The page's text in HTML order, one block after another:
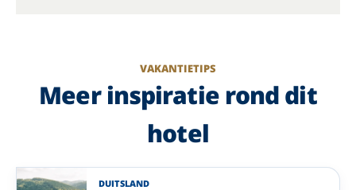
VAKANTIETIPS
Meer inspiratie rond dit
hotel
DUITSLAND